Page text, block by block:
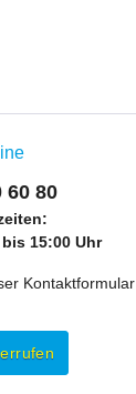
60 80
15:00 Uhr
Kontaktformular